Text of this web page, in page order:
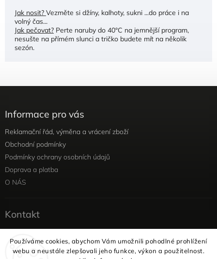
Používáme cookies, abychom Vám umožnili pohodlné prohlížení
webu a neustále zlepšovali jeho funkce, výkon a použitelnost.
Jak nosit? Vezměte si džíny, kalhoty, sukni ...do práce i na
volný čas...
Jak pečovat? Perte naruby do 40°C na jemnější program,
nesušte na přímém slunci a tričko budete mít na několik
sezón.
Informace pro vás
Reklamační řád, výměna a vrácení zboží
Obchodní podmínky
Podmínky ochrany osobních údajů
Doprava a platba
O NÁS
Kontakt
info@yellowviolet.cz
+420 604 354 375